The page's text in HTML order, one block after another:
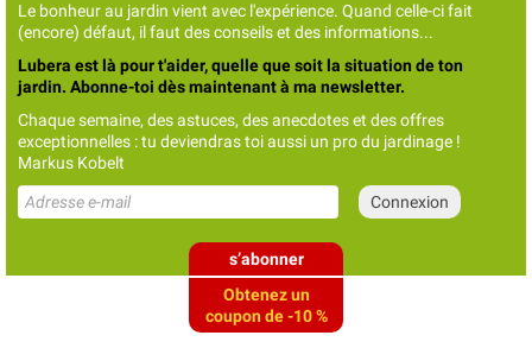
Le bonheur au jardin vient avec l'expérience. Quand celle-ci fait
(encore) défaut, il faut des conseils et des informations...
Lubera est là pour t'aider, quelle que soit la situation de ton
jardin. Abonne-toi dès maintenant à ma newsletter.
Chaque semaine, des astuces, des anecdotes et des offres
exceptionnelles : tu deviendras toi aussi un pro du jardinage !
Markus Kobelt
s’abonner
Obtenez un
coupon de -10 %